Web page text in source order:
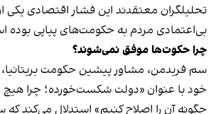
تحلیلگران معتقدند این فشار اقتصادی یکی
بی‌اعتمادی مردم به حکومت‌های پیاپی بوده
چرا حکوت‌ها موفق نمی‌شوند؟
سم فریدمن، مشاور پیشین حکومت
خود با عنوان «دولت شکست‌خورده؛ چرا هیچ
چگونه آن را اصلاح کنیم» استدلال می‌کند که